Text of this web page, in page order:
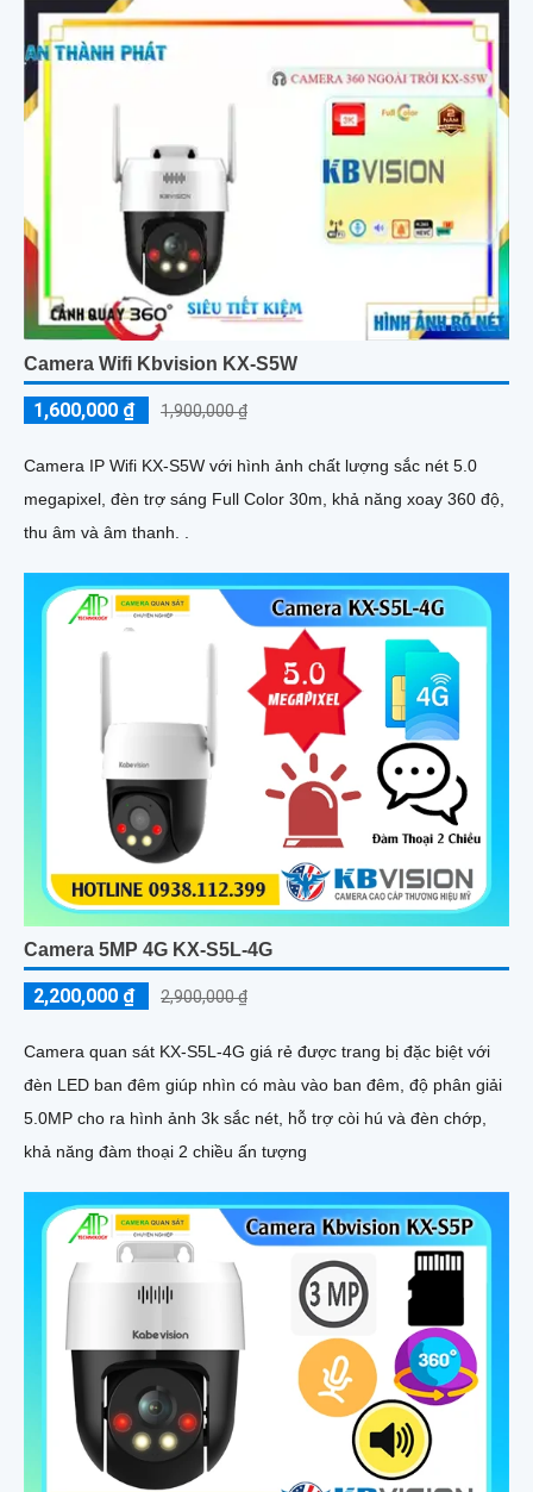
Camera Wifi Kbvision KX-S5W
1,600,000 ₫ 1,900,000 ₫
Camera IP Wifi KX-S5W với hình ảnh chất lượng sắc nét 5.0
megapixel, đèn trợ sáng Full Color 30m, khả năng xoay 360 độ,
thu âm và âm thanh. .
Camera 5MP 4G KX-S5L-4G
2,200,000 ₫ 2,900,000 ₫
Camera quan sát KX-S5L-4G giá rẻ được trang bị đặc biệt với
đèn LED ban đêm giúp nhìn có màu vào ban đêm, độ phân giải
5.0MP cho ra hình ảnh 3k sắc nét, hỗ trợ còi hú và đèn chớp,
khả năng đàm thoại 2 chiều ấn tượng